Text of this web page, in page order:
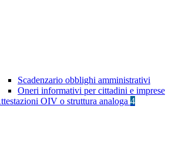
Scadenzario obblighi amministrativi
Oneri informativi per cittadini e imprese
OIV o struttura analoga 4